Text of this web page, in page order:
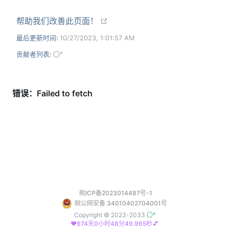
帮助我们改善此页面！
最后更新时间: 10/27/2023, 1:01:57 AM
贡献者列表: 〇°
皖ICP备2023014487号-1
皖公网安备 34010402704001号
Copyright © 2023-2033 〇°
❤️674天0小时48分50.551秒💕